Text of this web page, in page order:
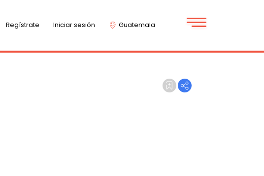
Regístrate Iniciar sesión Guatemala